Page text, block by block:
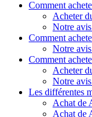
Comment
Acheter
Notre
Comment
Notre
Comment
Acheter
Notre
Les différentes
Achat de
Achat de